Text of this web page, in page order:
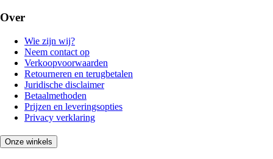
Over
Wie zijn wij?
Neem contact op
Verkoopvoorwaarden
Retourneren en terugbetalen
Juridische disclaimer
Betaalmethoden
Prijzen en leveringsopties
Privacy verklaring
Onze winkels